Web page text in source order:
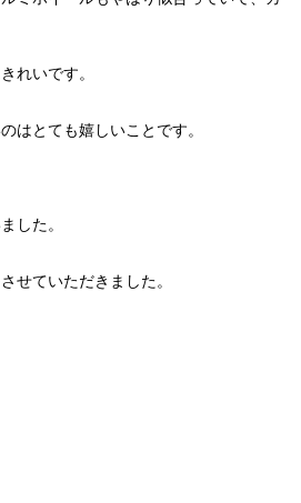
れいです。
はとても嬉しいことです。
した。
せていただきました。